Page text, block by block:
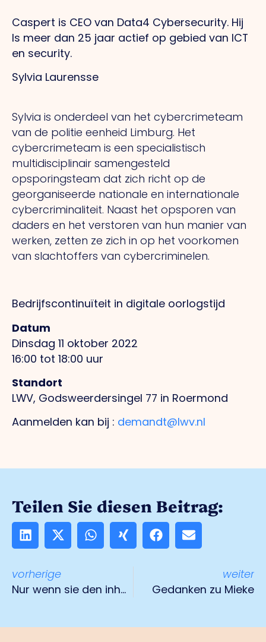
Caspert is CEO van Data4 Cybersecurity. Hij
Is meer dan 25 jaar actief op gebied van ICT
en security.
Sylvia Laurensse
Sylvia is onderdeel van het cybercrimeteam
van de politie eenheid Limburg. Het
cybercrimeteam is een specialistisch
multidisciplinair samengesteld
opsporingsteam dat zich richt op de
georganiseerde nationale en internationale
cybercriminaliteit. Naast het opsporen van
daders en het verstoren van hun manier van
werken, zetten ze zich in op het voorkomen
van slachtoffers van cybercriminelen.
Bedrijfscontinuïteit in digitale oorlogstijd
Datum
Dinsdag 11 oktober 2022
16:00 tot 18:00 uur
Standort
LWV, Godsweerdersingel 77 in Roermond
Aanmelden kan bij : demandt@lwv.nl
Teilen Sie diesen Beitrag:
vorherige
Nur wenn sie den inhaltlichen und technischen Anforderungen entspricht, ist sie eine Erfolgsformel".
weiter
Gedanken zu Mieke